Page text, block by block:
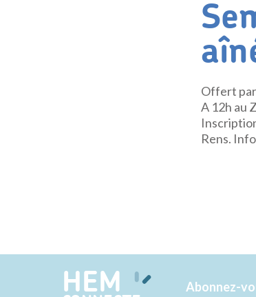
Offert par
A 12h au
Rens.
HEM
Abonnez-